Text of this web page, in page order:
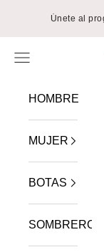
Únete al
Menú
HOMBRE
MUJER
BOTAS
SOMBREROS